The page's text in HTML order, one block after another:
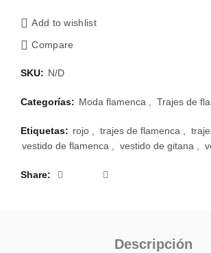
Add to wishlist
Compare
SKU: N/D
Categorías: Moda flamenca , Trajes de
Etiquetas: rojo , trajes de flamenca ,
vestido de flamenca , vestido de gitana ,
Share
Descripción